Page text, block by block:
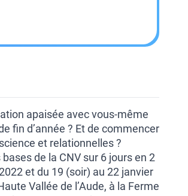
apaisée avec vous-même
fin d’année ? Et de commencer
et relationnelles ?
de la CNV sur 6 jours en 2
et du 19 (soir) au 22 janvier
Vallée de l’Aude, à la Ferme